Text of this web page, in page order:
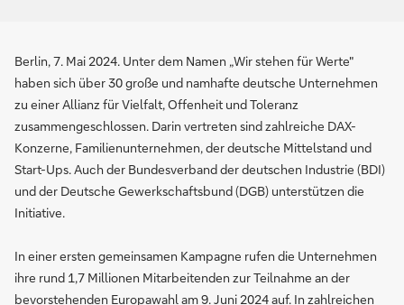
Berlin, 7. Mai 2024. Unter dem Namen „Wir stehen für Werte"
haben sich über 30 große und namhafte deutsche Unternehmen
zu einer Allianz für Vielfalt, Offenheit und Toleranz
zusammengeschlossen. Darin vertreten sind zahlreiche DAX-
Konzerne, Familienunternehmen, der deutsche Mittelstand und
Start-Ups. Auch der Bundesverband der deutschen Industrie (BDI)
und der Deutsche Gewerkschaftsbund (DGB) unterstützen die
Initiative.
In einer ersten gemeinsamen Kampagne rufen die Unternehmen
ihre rund 1,7 Millionen Mitarbeitenden zur Teilnahme an der
bevorstehenden Europawahl am 9. Juni 2024 auf. In zahlreichen